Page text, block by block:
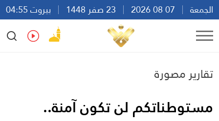
الجمعة
بيروت 04:55
Ar
En Fr Es
تقارير مصورة
مستوطناتكم لن تكون آمنة..